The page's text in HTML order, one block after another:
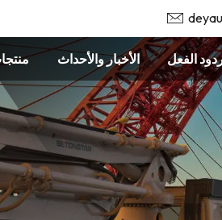
الأخبار والأحداث الفعل